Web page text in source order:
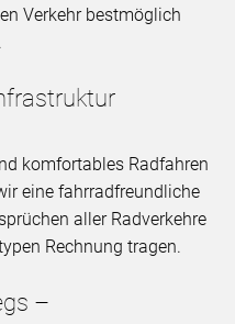
Verkehr bestmöglich
komfortables Radfahren
eine fahrradfreundliche
aller Radverkehre
Rechnung tragen.
–